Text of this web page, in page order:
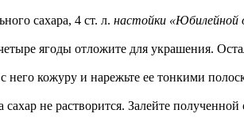
сахара, 4 ст. л. настойки «Юбилейной
ягоды отложите для украшения.
него кожуру и нарежьте ее тонкими
не растворится. Залейте